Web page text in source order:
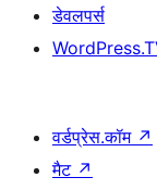
डेवलपर्स
वर्डप्रेस.कॉम ↗
मैट ↗